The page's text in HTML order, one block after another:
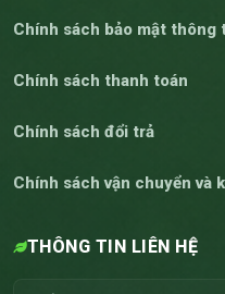
Chính sách bảo mật thông
Chính sách thanh toán
Chính sách đổi trả
Chính sách vận chuyển và
THÔNG TIN LIÊN HỆ